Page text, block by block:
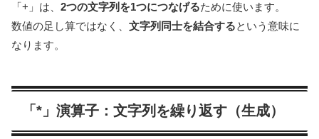
「+」は、 2つの文字列を1つにつなげるために使います。
数値の足し算ではなく、 文字列同士を結合するという意味に
なります。
「*」演算子：文字列を繰り返す（生成）